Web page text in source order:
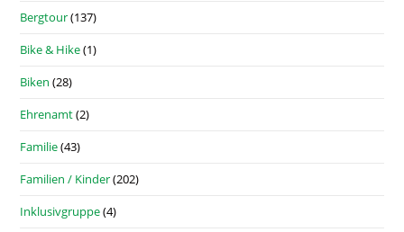
Bergtour(137)
Bike & Hike(1)
Biken (28)
Ehrenamt(2)
Familie(43)
Familien / Kinder(202)
Inklusivgruppe(4)